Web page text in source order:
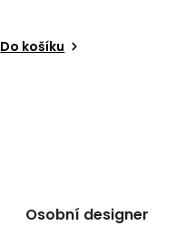
Do košíku
Osobní designer